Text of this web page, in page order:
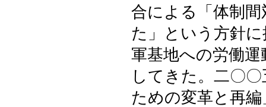
合による「体制
た」という方針
軍基地への労働
してきた。二〇
ための変革と再